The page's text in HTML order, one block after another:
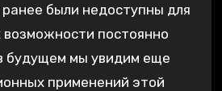
были недоступны для
постоянно
будущем мы увидим еще
применений этой